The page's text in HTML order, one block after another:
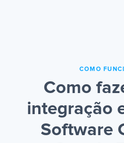
COMO
Como
integração
Software